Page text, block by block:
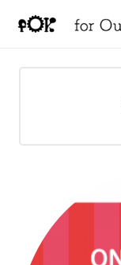
ワークショップ
会社概要